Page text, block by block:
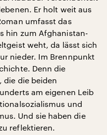
Er holt weit aus
umfasst das
hin zum Afghanistan-
weht, da lässt sich
nieder. Im Brennpunkt
Denn die
die die beiden
am eigenen Leib
und
Und sie haben die
reflektieren.